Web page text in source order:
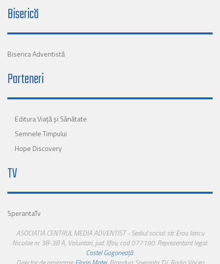
Biserică
Biserica Adventistă
Parteneri
Editura Viaţă şi Sănătate
Semnele Timpului
Hope Discovery
TV
SperantaTv
ASOCIATIA CENTRUL MEDIA ADVENTIST - Sediul social: str. Erou Iancu
Nicolae nr. 38-38 A, Voluntari, jud. Ilfov, cod 077190. Reprezentant legal:
Costel Gogoneață.